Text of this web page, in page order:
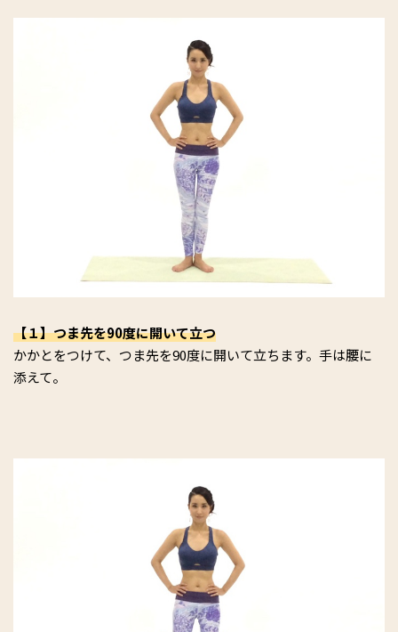
【１】つま先を90度に開いて立つ
かかとをつけて、つま先を90度に開いて立ちます。手は腰に
添えて。